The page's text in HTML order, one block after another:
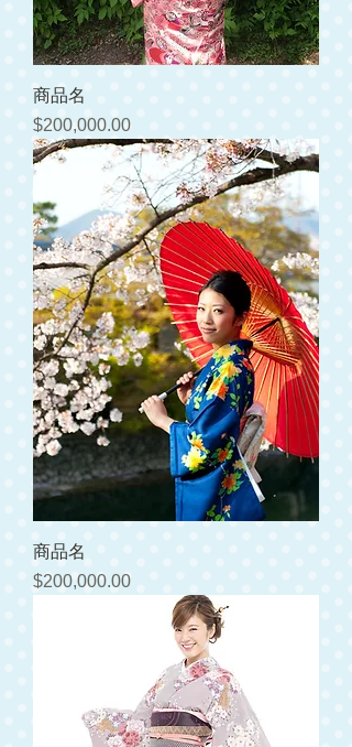
商品名
価格
$200,000.00
商品名
価格
$200,000.00